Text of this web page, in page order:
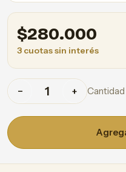
$280.000
3 cuotas sin interés
− + Cantidad